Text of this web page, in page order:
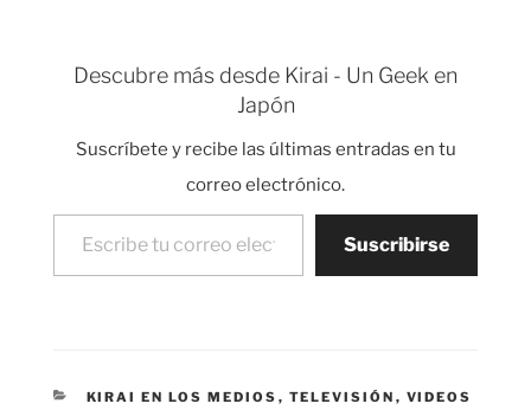
rodar a personas
comensales. Lo
tipo de programas la
comida…
Descubre más desde Kirai - Un Geek en
Japón
Suscríbete y recibe las últimas entradas en tu
correo electrónico.
Escribe tu correo electrónico…
Suscribirse
CATEGORÍAS
KIRAI EN LOS MEDIOS , TELEVISIÓN , VIDEOS